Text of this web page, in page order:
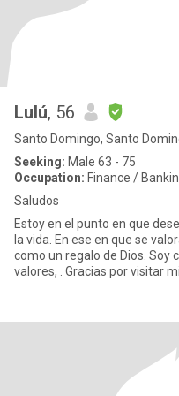
Lulú, 56
Santo Domingo, Santo
Seeking: Male 63 - 75
Occupation: Finance /
Saludos
Estoy en el punto en que
la vida. En ese en que se valora un ser humano que me acompañe
como un regalo de Dios. Soy cristiana y como tal Me rijo por esos
valores, . Gracias por